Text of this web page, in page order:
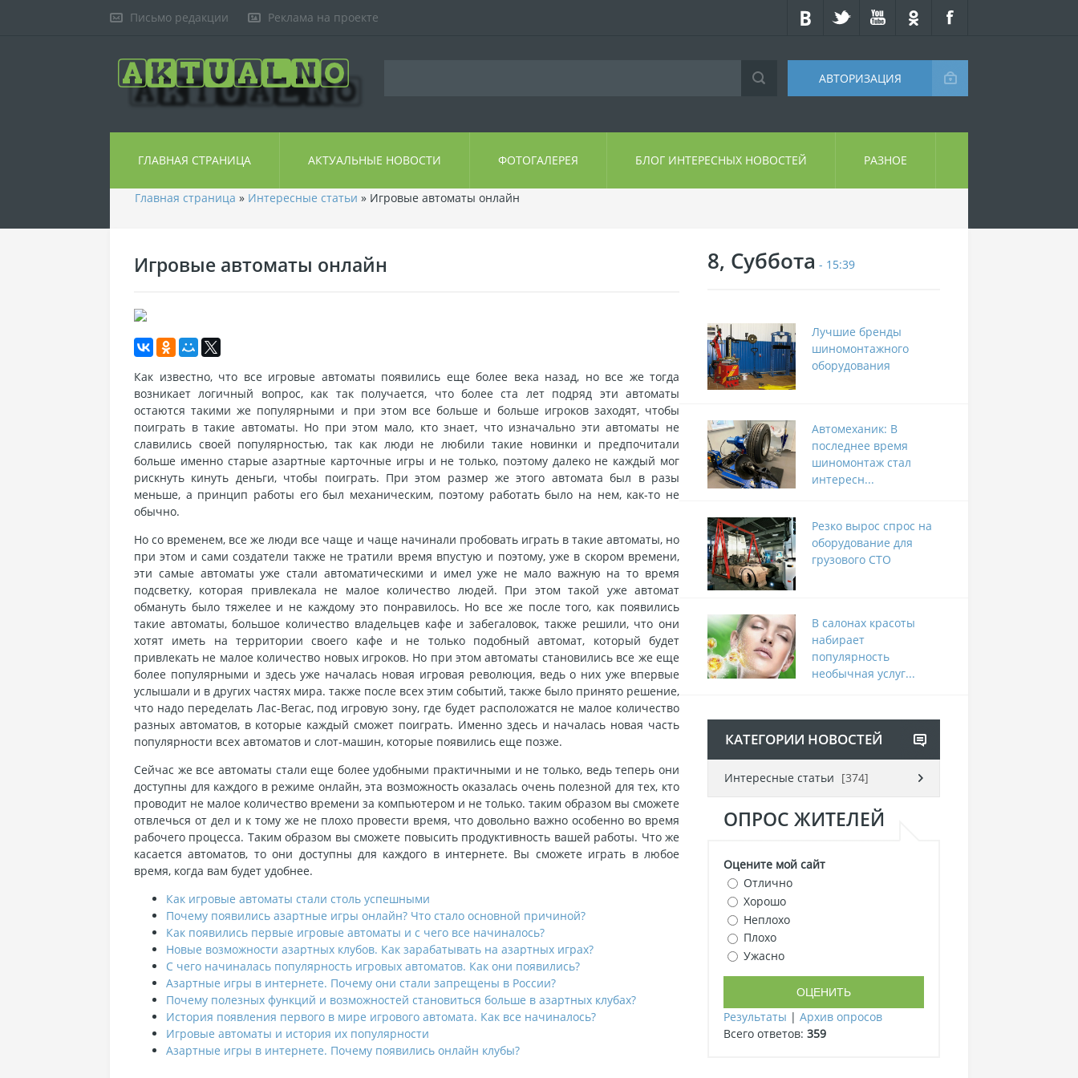
Письмо редакции Реклама на проекте
АВТОРИЗАЦИЯ
ГЛАВНАЯ СТРАНИЦА АКТУАЛЬНЫЕ НОВОСТИ ФОТОГАЛЕРЕЯ БЛОГ ИНТЕРЕСНЫХ НОВОСТЕЙ РАЗНОЕ
Главная страница » Интересные статьи » Игровые автоматы онлайн
Игровые автоматы онлайн
Как известно, что все игровые автоматы появились еще более века назад, но все же тогда
возникает логичный вопрос, как так получается, что более ста лет подряд эти автоматы
остаются такими же популярными и при этом все больше и больше игроков заходят, чтобы
поиграть в такие автоматы. Но при этом мало, кто знает, что изначально эти автоматы не
славились своей популярностью, так как люди не любили такие новинки и предпочитали
больше именно старые азартные карточные игры и не только, поэтому далеко не каждый мог
рискнуть кинуть деньги, чтобы поиграть. При этом размер же этого автомата был в разы
меньше, а принцип работы его был механическим, поэтому работать было на нем, как-то не
обычно.
Но со временем, все же люди все чаще и чаще начинали пробовать играть в такие автоматы, но
при этом и сами создатели также не тратили время впустую и поэтому, уже в скором времени,
эти самые автоматы уже стали автоматическими и имел уже не мало важную на то время
подсветку, которая привлекала не малое количество людей. При этом такой уже автомат
обмануть было тяжелее и не каждому это понравилось. Но все же после того, как появились
такие автоматы, большое количество владельцев кафе и забегаловок, также решили, что они
хотят иметь на территории своего кафе и не только подобный автомат, который будет
привлекать не малое количество новых игроков. Но при этом автоматы становились все же еще
более популярными и здесь уже началась новая игровая революция, ведь о них уже впервые
услышали и в других частях мира. также после всех этим событий, также было принято решение,
что надо переделать Лас-Вегас, под игровую зону, где будет расположатся не малое количество
разных автоматов, в которые каждый сможет поиграть. Именно здесь и началась новая часть
популярности всех автоматов и слот-машин, которые появились еще позже.
Сейчас же все автоматы стали еще более удобными практичными и не только, ведь теперь они
доступны для каждого в режиме онлайн, эта возможность оказалась очень полезной для тех, кто
проводит не малое количество времени за компьютером и не только. таким образом вы сможете
отвлечься от дел и к тому же не плохо провести время, что довольно важно особенно во время
рабочего процесса. Таким образом вы сможете повысить продуктивность вашей работы. Что же
касается автоматов, то они доступны для каждого в интернете. Вы сможете играть в любое
время, когда вам будет удобнее.
Как игровые автоматы стали столь успешными
Почему появились азартные игры онлайн? Что стало основной причиной?
Как появились первые игровые автоматы и с чего все начиналось?
Новые возможности азартных клубов. Как зарабатывать на азартных играх?
С чего начиналась популярность игровых автоматов. Как они появились?
Азартные игры в интернете. Почему они стали запрещены в России?
Почему полезных функций и возможностей становиться больше в азартных клубах?
История появления первого в мире игрового автомата. Как все начиналось?
Игровые автоматы и история их популярности
Азартные игры в интернете. Почему появились онлайн клубы?
8, Суббота - 15:39
Лучшие бренды
шиномонтажного
оборудования
Автомеханик: В
последнее время
шиномонтаж стал
интересн...
Резко вырос спрос на
оборудование для
грузового СТО
В салонах красоты
набирает
популярность
необычная услуг...
КАТЕГОРИИ НОВОСТЕЙ
Интересные статьи [374]
ОПРОС ЖИТЕЛЕЙ
Оцените мой сайт
Отлично
Хорошо
Неплохо
Плохо
Ужасно
Результаты | Архив опросов
Всего ответов: 359